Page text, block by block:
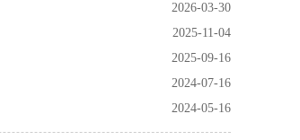
2026-03-30
2025-11-04
2025-09-16
2024-07-16
2024-05-16